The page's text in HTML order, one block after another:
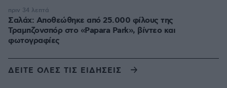
Σαλάχ: Αποθεώθηκε από 25.000 φίλους της
Τραμπζονσπόρ στο «Papara Park», βίντεο και
φωτογραφίες
πριν 34 λεπτά
ΔΕΙΤΕ ΟΛΕΣ ΤΙΣ ΕΙΔΗΣΕΙΣ